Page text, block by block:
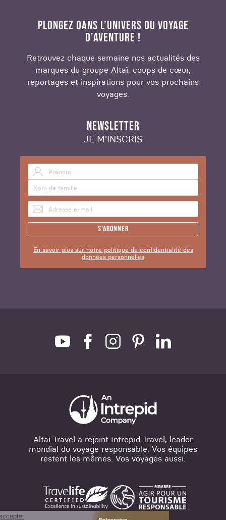
PLONGEZ DANS L’UNIVERS DU VOYAGE
D’AVENTURE !
Retrouvez chaque semaine nos actualités des
marques du groupe Altaï, coups de cœur,
reportages et inspirations pour vos prochains
voyages.
NEWSLETTER
JE M'INSCRIS
S'abonner
En savoir plus sur notre politique de confidentialité des
données personnelles
Altaï Travel a rejoint Intrepid Travel, leader
mondial du voyage responsable. Vos équipes
restent les mêmes. Vos voyages aussi.